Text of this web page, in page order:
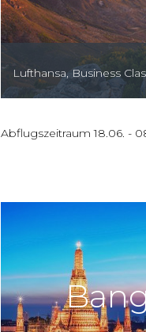
Lufthansa,Business
Abflugszeitraum 18.06. -